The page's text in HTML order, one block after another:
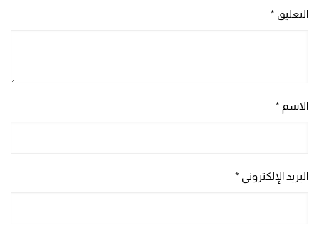
التعليق *
الاسم *
البريد الإلكتروني *